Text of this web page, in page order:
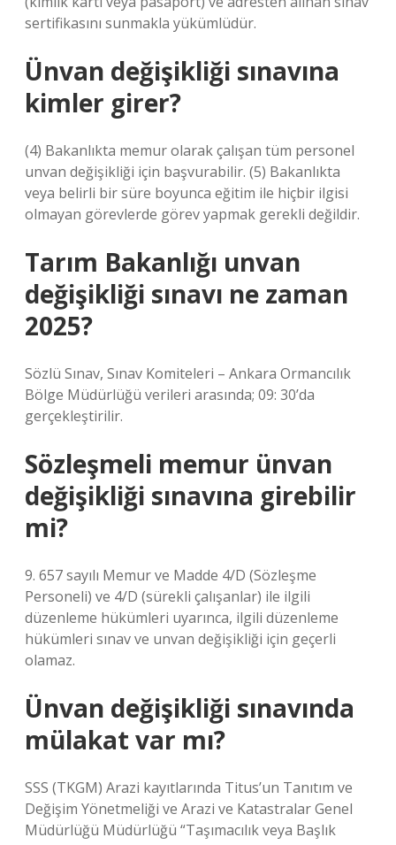
sertifikasını sunmakla yükümlüdür.
Ünvan değişikliği sınavına
kimler girer?
(4) Bakanlıkta memur olarak çalışan tüm personel
unvan değişikliği için başvurabilir. (5) Bakanlıkta
veya belirli bir süre boyunca eğitim ile hiçbir ilgisi
olmayan görevlerde görev yapmak gerekli değildir.
Tarım Bakanlığı unvan
değişikliği sınavı ne zaman
2025?
Sözlü Sınav, Sınav Komiteleri – Ankara Ormancılık
Bölge Müdürlüğü verileri arasında; 09: 30’da
gerçekleştirilir.
Sözleşmeli memur ünvan
değişikliği sınavına girebilir
mi?
9. 657 sayılı Memur ve Madde 4/D (Sözleşme
Personeli) ve 4/D (sürekli çalışanlar) ile ilgili
düzenleme hükümleri uyarınca, ilgili düzenleme
hükümleri sınav ve unvan değişikliği için geçerli
olamaz.
Ünvan değişikliği sınavında
mülakat var mı?
SSS (TKGM) Arazi kayıtlarında Titus’un Tanıtım ve
Değişim Yönetmeliği ve Arazi ve Katastralar Genel
Müdürlüğü Müdürlüğü “Taşımacılık veya Başlık